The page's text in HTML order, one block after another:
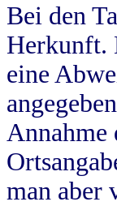
Bei den
Herkunft.
eine
man aber